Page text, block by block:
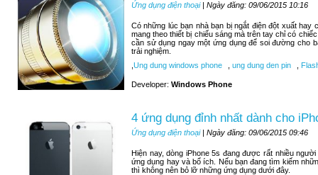
Ứng dụng điện thoại| Ngày đăng: 09/06/2015 10:16
Có những lúc bạn nhà bạn bị ngắt điện đột xuất hay
mang theo thiết bị chiếu sáng mà trên tay chỉ có
cần sử dụng ngay một ứng dụng để soi đường cho
trải nghiệm.
Ung dung windows phone ung dung den pin
Developer: Windows Phone
4 ứng dụng đỉnh nhất dành cho
Ứng dụng điện thoại| Ngày đăng: 09/06/2015 09:46
Hiện nay, dòng iPhone 5s đang được rất nhiều
ứng dụng hay và bổ ích. Nếu bạn đang tìm kiếm
thì không nên bỏ lỡ những ứng dụng dưới đây.